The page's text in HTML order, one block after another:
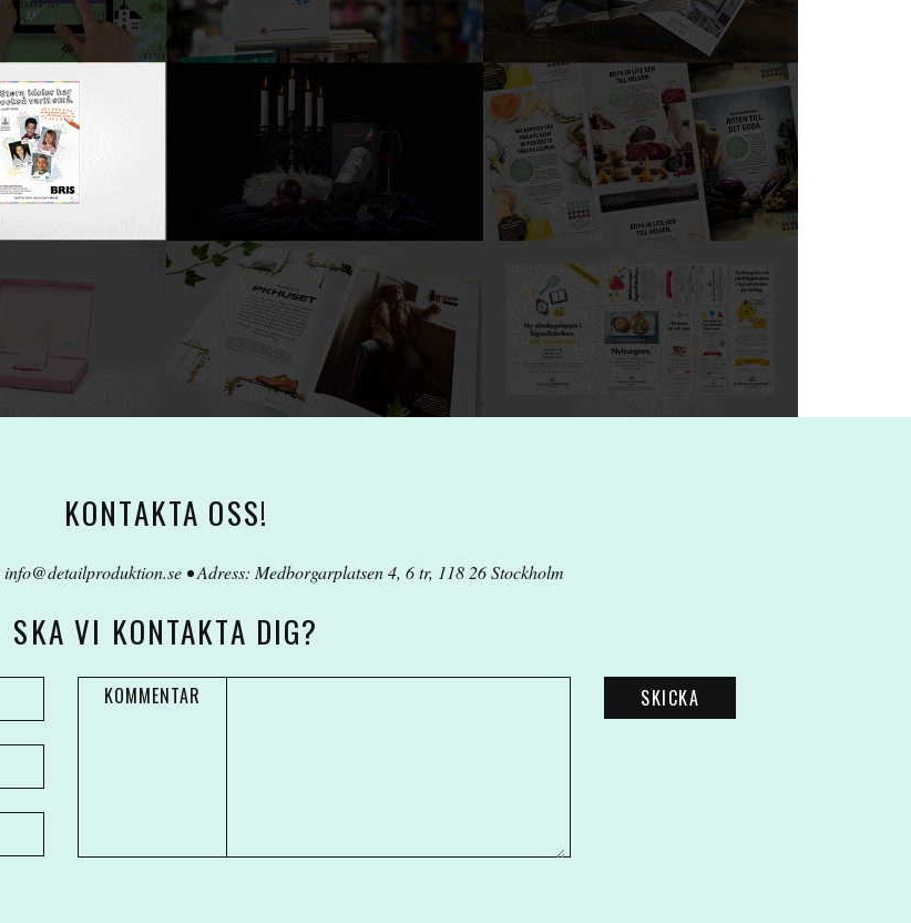
KONTAKTA OSS!
info@detailproduktion.se• Adress: Medborgarplatsen 4, 6 tr, 118 26 Stockholm
SKA VI KONTAKTA DIG?
KOMMENTAR